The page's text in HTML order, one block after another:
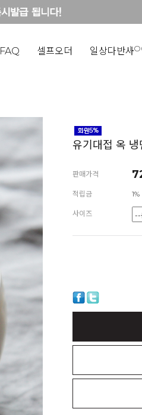
FAQ 셀프오더 일상다반사
유기대접 옥 냉
판매가격
적립금 1%
사이즈